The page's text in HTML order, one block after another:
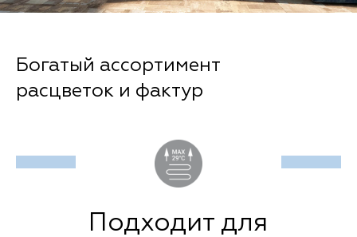
Богатый ассортимент
расцветок и фактур
Подходит для